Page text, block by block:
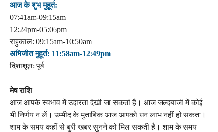
आज के शुभ मुहूर्त:
07:41am-09:15am
12:24pm-05:06pm
राहुकाल: 09:15am-10:50am
अभिजीत मुहूर्त: 11:58am-12:49pm
दिशाशूल: पूर्व
मेष राशि
आज आपके स्वभाव में उदारता देखी जा सकती है। आज जल्दबाजी में कोई
भी निर्णय न लें। उम्मीद के मुताबिक आज आपको धन लाभ नहीं हो सकता।
शाम के समय कहीं से बुरी खबर सुनने को मिल सकती है। शाम के समय